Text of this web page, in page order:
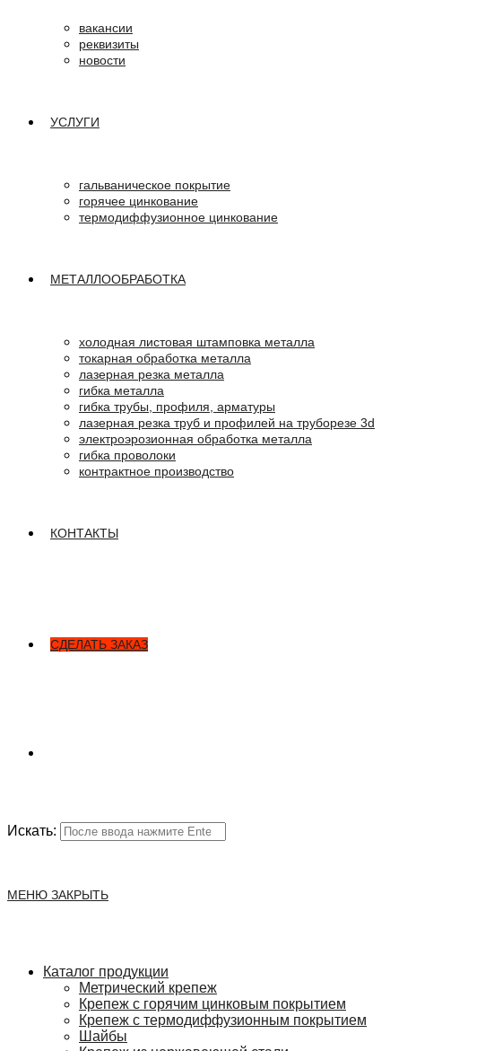
вакансии
реквизиты
новости
УСЛУГИ
гальваническое покрытие
горячее цинкование
термодиффузионное цинкование
МЕТАЛЛООБРАБОТКА
холодная листовая штамповка металла
токарная обработка металла
лазерная резка металла
гибка металла
гибка трубы, профиля, арматуры
лазерная резка труб и профилей на труборезе 3d
электроэрозионная обработка металла
гибка проволоки
контрактное производство
КОНТАКТЫ
СДЕЛАТЬ ЗАКАЗ
Искать:
МЕНЮ ЗАКРЫТЬ
Каталог продукции
Метрический крепеж
Крепеж с горячим цинковым покрытием
Крепеж с термодиффузионным покрытием
Шайбы